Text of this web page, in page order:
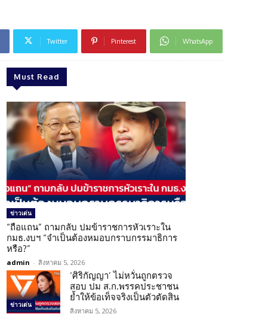
Twitter Pinterest WhatsApp
Must Read
ข่าวเด่น
“ถือแถน” ถามกลับ ปมข้าราชการหัวเราะใน
กมธ.งบฯ “จำเป็นต้องหมอบกราบกรรมาธิการ
หรือ?”
admin - สิงหาคม 5, 2026
ข่าวเด่น
‘ศิริกัญญา’ ไม่หวั่นถูกตรวจ
สอบ ปม ส.ก.พรรคประชาชน
ย้ำให้ข้อเท็จจริงเป็นตัวตัดสิน
สิงหาคม 5, 2026